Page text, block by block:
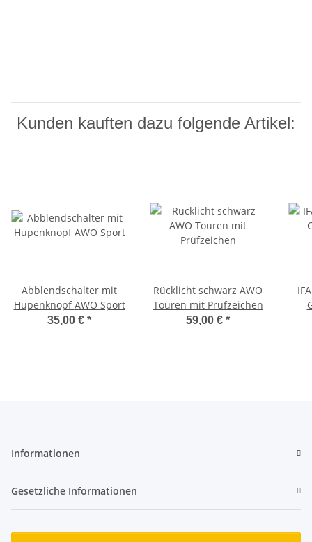
Kunden kauften dazu folgende Artikel:
Abblendschalter mit
Hupenknopf AWO Sport
35,00 € *
Rücklicht schwarz AWO
Touren mit Prüfzeichen
59,00 € *
Informationen
Gesetzliche Informationen